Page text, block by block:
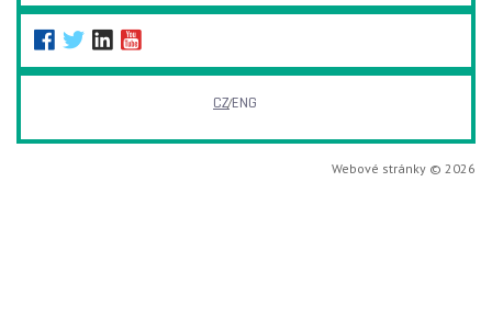
CZENG
Webové stránky © 2026